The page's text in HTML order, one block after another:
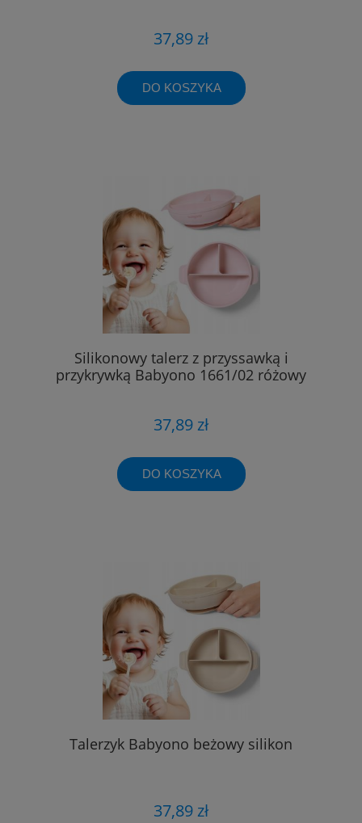
37,89 zł
DO KOSZYKA
Silikonowy talerz z przyssawką i
przykrywką Babyono 1661/02 różowy
37,89 zł
DO KOSZYKA
Talerzyk Babyono beżowy silikon
37,89 zł